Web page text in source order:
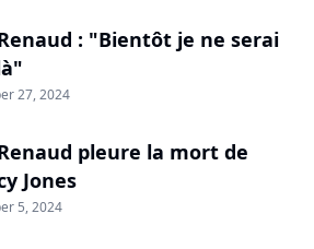
: "Bientôt je ne serai
27, 2024
pleure la mort de
Jones
5, 2024